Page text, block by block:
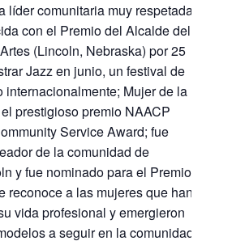
líder comunitaria muy respetada,
con el Premio del Alcalde del
(Lincoln, Nebraska) por 25
Jazz en junio, un festival de
internacionalmente; Mujer de la
prestigioso premio NAACP
Service Award; fue
de la comunidad de
y fue nominado para el Premio
reconoce a las mujeres que han
vida profesional y emergieron
a seguir en la comunidad